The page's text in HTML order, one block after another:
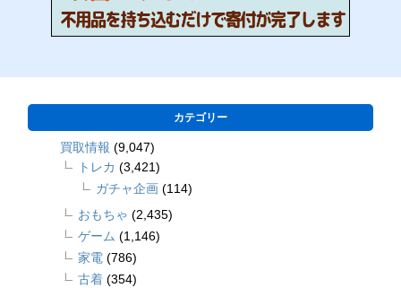
カテゴリー
買取情報 (9,047)
トレカ (3,421)
ガチャ企画 (114)
おもちゃ (2,435)
ゲーム (1,146)
家電 (786)
古着 (354)